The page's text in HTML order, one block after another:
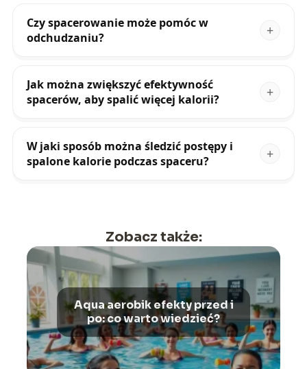
Czy spacerowanie może pomóc w
odchudzaniu?
Jak można zwiększyć efektywność
spacerów, aby spalić więcej kalorii?
W jaki sposób można śledzić postępy i
spalone kalorie podczas spaceru?
Zobacz także:
Aqua aerobik efekty przed i
po: co warto wiedzieć?